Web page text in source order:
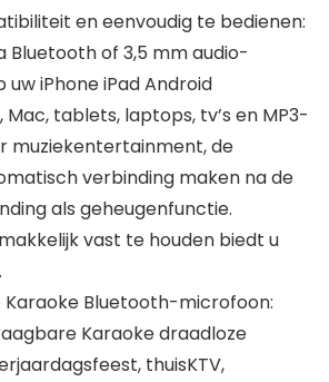
en eenvoudig te bedienen:
Bluetooth of 3,5 mm audio-
uw iPhone iPad Android
tablets, laptops, tv’s en MP3-
muziekentertainment, de
verbinding maken na de
als geheugenfunctie.
vast te houden biedt u
Bluetooth-microfoon:
Karaoke draadloze
thuisKTV,